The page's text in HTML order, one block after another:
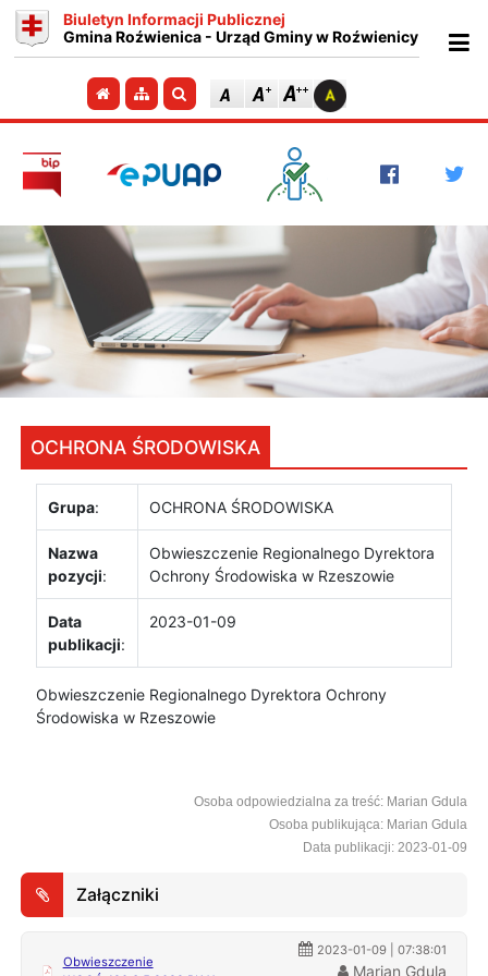
Biuletyn Informacji Publicznej
Gmina Roźwienica - Urząd Gminy w Roźwienicy
Przejdź do strony głównej
Przejdź do mapy strony
Szukaj
OCHRONA ŚRODOWISKA
Grupa: OCHRONA ŚRODOWISKA
Nazwa
pozycji:
Obwieszczenie Regionalnego Dyrektora
Ochrony Środowiska w Rzeszowie
Data
publikacji:
2023-01-09
Obwieszczenie Regionalnego Dyrektora Ochrony
Środowiska w Rzeszowie
Osoba odpowiedzialna za treść: Marian Gdula
Osoba publikująca: Marian Gdula
Data publikacji: 2023-01-09
Załączniki
Obwieszczenie
2023-01-09 | 07:38:01
Marian Gdula